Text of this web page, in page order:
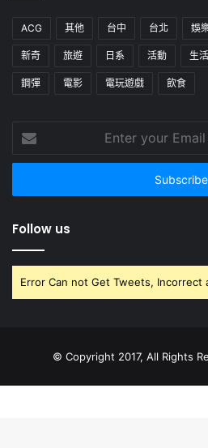
ACG 其他 台中 台北 娛
新奇 旅遊 日系 活動 生
鋼彈 電影 電玩遊戲 飲食
your
Email
Follow us
Error Can not Get Tweets, Incorrect
© Copyright 2017, All Rights